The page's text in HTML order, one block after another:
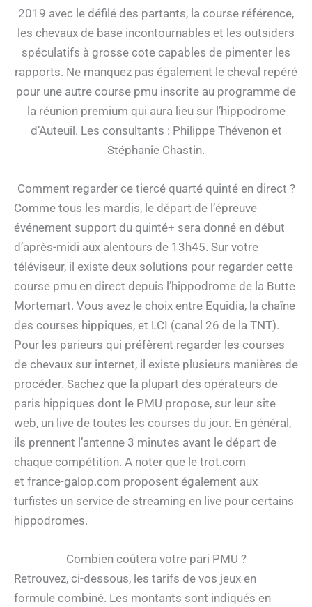
2019 avec le défilé des partants, la course référence,
les chevaux de base incontournables et les outsiders
spéculatifs à grosse cote capables de pimenter les
rapports. Ne manquez pas également le cheval repéré
pour une autre course pmu inscrite au programme de
la réunion premium qui aura lieu sur l’hippodrome
d’Auteuil. Les consultants : Philippe Thévenon et
Stéphanie Chastin.
Comment regarder ce tiercé quarté quinté en direct ?
Comme tous les mardis, le départ de l’épreuve
événement support du quinté+ sera donné en début
d’après-midi aux alentours de 13h45. Sur votre
téléviseur, il existe deux solutions pour regarder cette
course pmu en direct depuis l’hippodrome de la Butte
Mortemart. Vous avez le choix entre Equidia, la chaîne
des courses hippiques, et LCI (canal 26 de la TNT).
Pour les parieurs qui préfèrent regarder les courses
de chevaux sur internet, il existe plusieurs manières de
procéder. Sachez que la plupart des opérateurs de
paris hippiques dont le PMU propose, sur leur site
web, un live de toutes les courses du jour. En général,
ils prennent l’antenne 3 minutes avant le départ de
chaque compétition. A noter que le trot.com
et france-galop.com proposent également aux
turfistes un service de streaming en live pour certains
hippodromes.
Combien coûtera votre pari PMU ?
Retrouvez, ci-dessous, les tarifs de vos jeux en
formule combiné. Les montants sont indiqués en